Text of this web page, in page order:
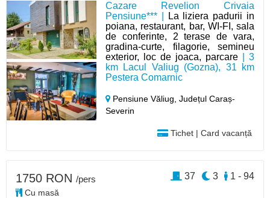
Cazare Revelion Crivaia
Pensiune*** |
La liziera padurii in
poiana, restaurant, bar, WI-FI, sala
de conferinte, 2 terase de vara,
gradina-curte, filagorie, semineu
exterior, loc de joaca, parcare | 3
km Lacul Valiug (Gozna), 31 km
Pestera Comarnic
Pensiune Văliug,Județul Caraș-
Severin
Tichet | Card vacanță
1750 RON /pers
Cu masă
1 - 94
3
37